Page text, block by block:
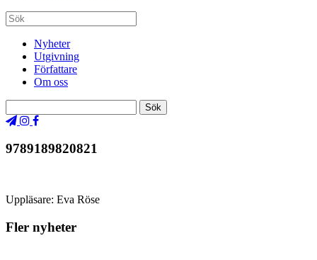
Nyheter
Utgivning
Författare
Om oss
9789189820821
Uppläsare: Eva Röse
Fler nyheter